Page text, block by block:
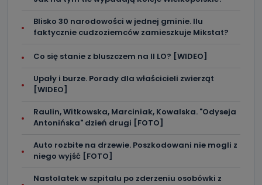
Blisko 30 narodowości w jednej gminie. Ilu
faktycznie cudzoziemców zamieszkuje Mikstat?
Co się stanie z bluszczem na II LO? [WIDEO]
Upały i burze. Porady dla właścicieli zwierząt
[WIDEO]
Raulin, Witkowska, Marciniak, Kowalska. "Odyseja
Antonińska" dzień drugi [FOTO]
Auto rozbite na drzewie. Poszkodowani nie mogli z
niego wyjść [FOTO]
Nastolatek w szpitalu po zderzeniu osobówki z